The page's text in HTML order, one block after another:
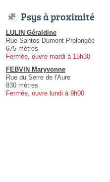
Psys à proximité
LULIN Géraldine
Rue Santos Dumont Prolongée
675 mètres
Fermée, ouvre mardi à 15h30
FEBVIN Maryvonne
Rue du Serre de l'Aure
830 mètres
Fermée, ouvre lundi à 9h00